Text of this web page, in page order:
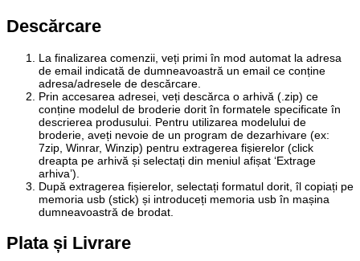
Descărcare
La finalizarea comenzii, veți primi în mod automat la adresa
de email indicată de dumneavoastră un email ce conține
adresa/adresele de descărcare.
Prin accesarea adresei, veți descărca o arhivă (.zip) ce
conține modelul de broderie dorit în formatele specificate în
descrierea produsului. Pentru utilizarea modelului de
broderie, aveți nevoie de un program de dezarhivare (ex:
7zip, Winrar, Winzip) pentru extragerea fișierelor (click
dreapta pe arhivă și selectați din meniul afișat ‘Extrage
arhiva’).
După extragerea fișierelor, selectați formatul dorit, îl copiați pe
memoria usb (stick) și introduceți memoria usb în mașina
dumneavoastră de brodat.
Plata și Livrare